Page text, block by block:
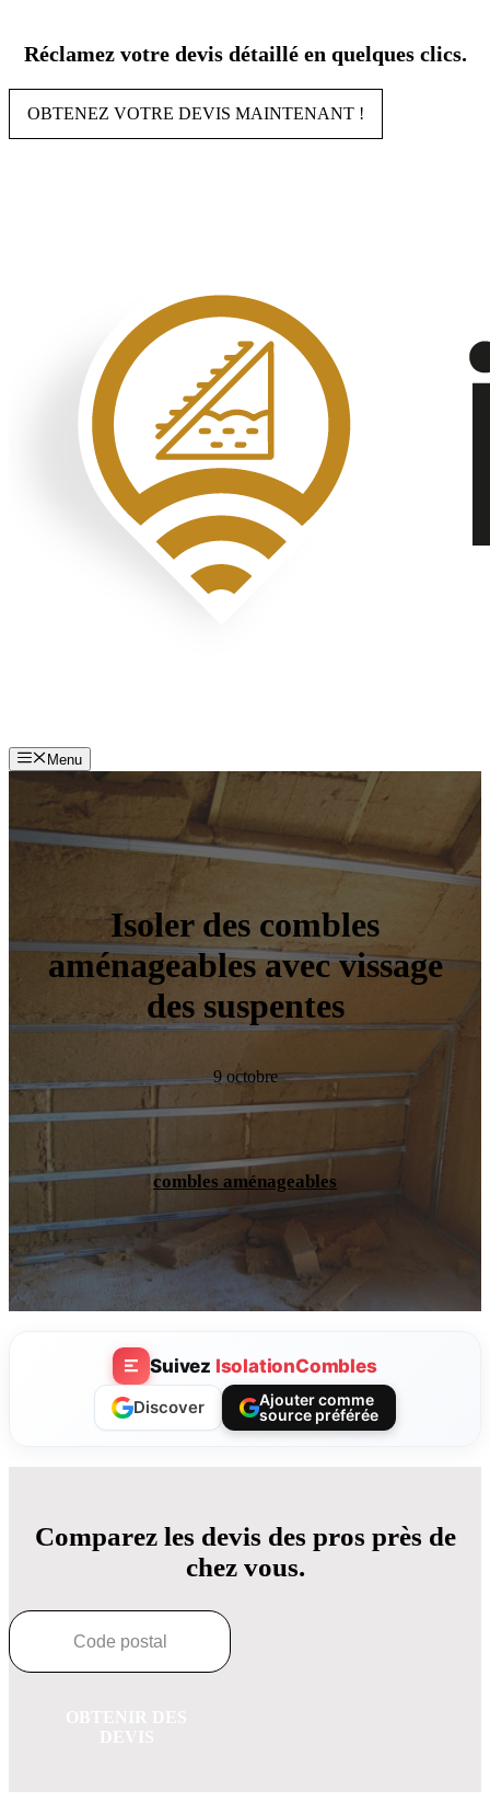
contenu
Réclamez votre devis détaillé en quelques clics.
OBTENEZ VOTRE DEVIS MAINTENANT !
Menu
Isoler des combles
aménageables avec vissage
des suspentes
9 octobre
combles aménageables
Suivez IsolationCombles
Discover
Ajouter comme
source préférée
Comparez les devis des pros près de
chez vous.